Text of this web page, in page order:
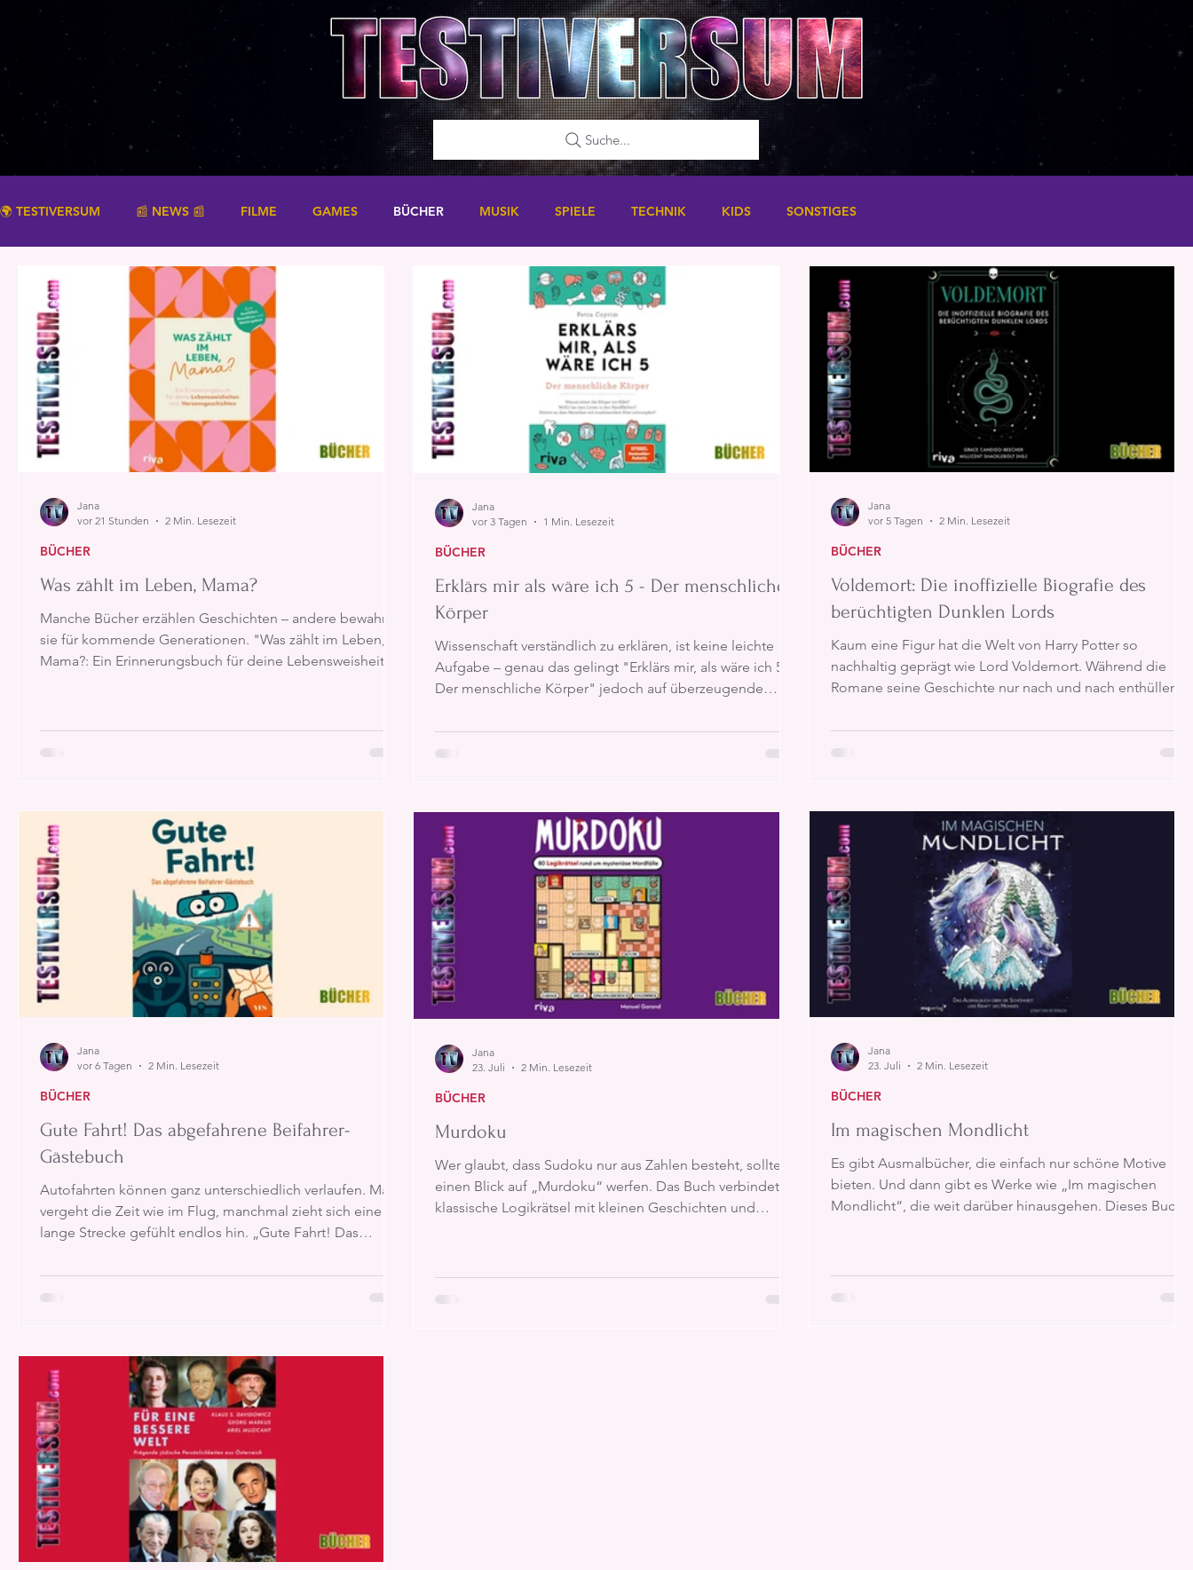
Suche...
🌍 TESTIVERSUM 📰 NEWS 📰 FILME GAMES BÜCHER MUSIK SPIELE TECHNIK KIDS SONSTIGES
Was zählt im Leben, Mama?
Manche Bücher erzählen Geschichten – andere bewahren
sie für kommende Generationen. "Was zählt im Leben,
Mama?: Ein Erinnerungsbuch für deine Lebensweisheiten
BÜCHER
Jana
vor 21 Stunden
2 Min. Lesezeit
Erklärs mir als wäre ich 5 - Der menschliche
Körper
Wissenschaft verständlich zu erklären, ist keine leichte
Aufgabe – genau das gelingt "Erklärs mir, als wäre ich 5 –
Der menschliche Körper" jedoch auf überzeugende
den menschlichen Körper und erklärt selbst komplexe
BÜCHER
Jana
vor 3 Tagen
1 Min. Lesezeit
Voldemort: Die inoffizielle Biografie des
berüchtigten Dunklen Lords
Kaum eine Figur hat die Welt von Harry Potter so
nachhaltig geprägt wie Lord Voldemort. Während die
Romane seine Geschichte nur nach und nach enthüllen,
berüchtigten Dunklen Lords“ vollständig dem wohl
richtet sich damit vor allem an Fans, die noch tiefer in die
Ges
BÜCHER
Jana
vor 5 Tagen
2 Min. Lesezeit
Gute Fahrt! Das abgefahrene Beifahrer-
Gästebuch
Autofahrten können ganz unterschiedlich verlaufen. Mal
vergeht die Zeit wie im Flug, manchmal zieht sich eine
lange Strecke gefühlt endlos hin. „Gute Fahrt! Das
und macht aus jeder Fahrt ein gemeinsames Erlebnis.
festzuhalten.
BÜCHER
Jana
vor 6 Tagen
2 Min. Lesezeit
Im magischen Mondlicht
Es gibt Ausmalbücher, die einfach nur schöne Motive
bieten. Und dann gibt es Werke wie „Im magischen
Mondlicht“, die weit darüber hinausgehen. Dieses Buch
BÜCHER
Jana
23. Juli
2 Min. Lesezeit
Murdoku
Wer glaubt, dass Sudoku nur aus Zahlen besteht, sollte
einen Blick auf „Murdoku“ werfen. Das Buch verbindet
klassische Logikrätsel mit kleinen Geschichten und
BÜCHER
Jana
23. Juli
2 Min. Lesezeit